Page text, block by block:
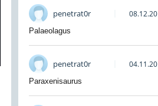
penetrat0r 08.12.20
Palaeolagus
penetrat0r 04.11.20
Paraxenisaurus